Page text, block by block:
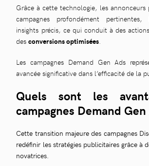
Grâce à cette technologie, les annonceurs
campagnes profondément
insights précis, ce qui conduit à des
desconversions optimisées.
Les campagnes Demand Gen Ads
avancée significative dans l’efficacité de la
Quels sont les
campagnes Demand Gen
Cette transition majeure des campagnes
redéfinir les stratégies publicitaires grâce à
novatrices.